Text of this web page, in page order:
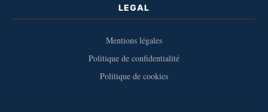
LEGAL
Mentions légales
Politique de confidentialité
Politique de cookies